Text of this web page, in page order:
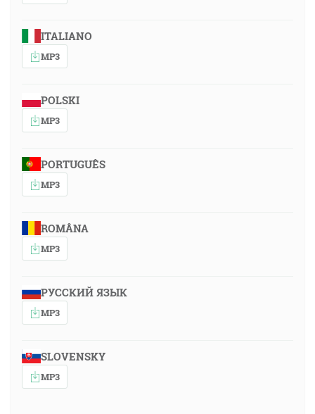
ITALIANO
MP3
POLSKI
MP3
PORTUGUÊS
MP3
ROMÂNA
MP3
РУССКИЙ ЯЗЫК
MP3
SLOVENSKY
MP3